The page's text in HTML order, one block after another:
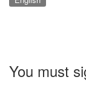
You must